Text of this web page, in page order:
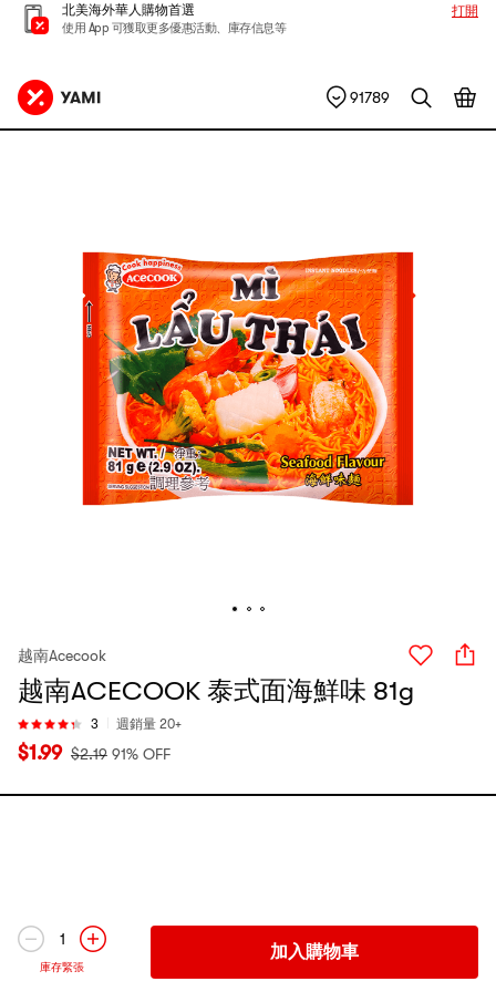
北美海外華人購物首選
使用 App 可獲取更多優惠活動、庫存信息等
打開
91789
越南Acecook
越南ACECOOK 泰式面海鮮味 81g
3 週銷量 20+
$1.99 $2.19 91% OFF
1
庫存緊張
加入購物車